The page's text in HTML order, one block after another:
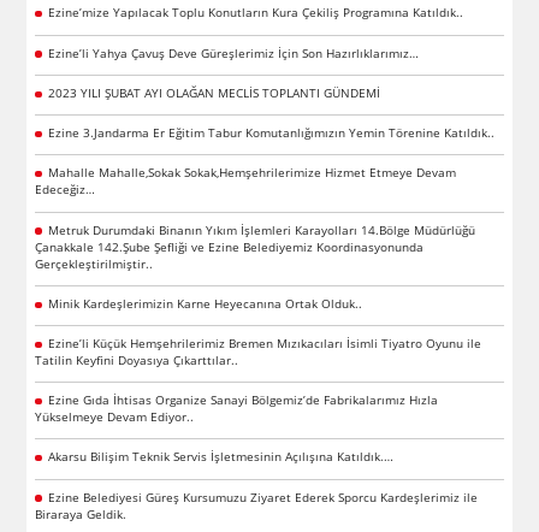
Ezine’mize Yapılacak Toplu Konutların Kura Çekiliş Programına Katıldık..
Ezine’li Yahya Çavuş Deve Güreşlerimiz İçin Son Hazırlıklarımız…
2023 YILI ŞUBAT AYI OLAĞAN MECLİS TOPLANTI GÜNDEMİ
Ezine 3.Jandarma Er Eğitim Tabur Komutanlığımızın Yemin Törenine Katıldık..
Mahalle Mahalle,Sokak Sokak,Hemşehrilerimize Hizmet Etmeye Devam
Edeceğiz…
Metruk Durumdaki Binanın Yıkım İşlemleri Karayolları 14.Bölge Müdürlüğü
Çanakkale 142.Şube Şefliği ve Ezine Belediyemiz Koordinasyonunda
Gerçekleştirilmiştir..
Minik Kardeşlerimizin Karne Heyecanına Ortak Olduk..
Ezine’li Küçük Hemşehrilerimiz Bremen Mızıkacıları İsimli Tiyatro Oyunu ile
Tatilin Keyfini Doyasıya Çıkarttılar..
Ezine Gıda İhtisas Organize Sanayi Bölgemiz’de Fabrikalarımız Hızla
Yükselmeye Devam Ediyor..
Akarsu Bilişim Teknik Servis İşletmesinin Açılışına Katıldık.…
Ezine Belediyesi Güreş Kursumuzu Ziyaret Ederek Sporcu Kardeşlerimiz ile
Biraraya Geldik.